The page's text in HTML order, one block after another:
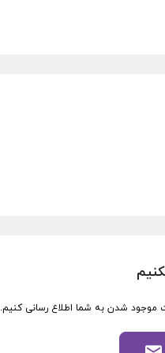
موجود شدن به شما اطلاع رسانی کنیم.